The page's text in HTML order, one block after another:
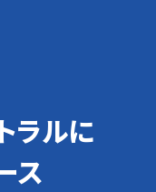
ラルに
ス